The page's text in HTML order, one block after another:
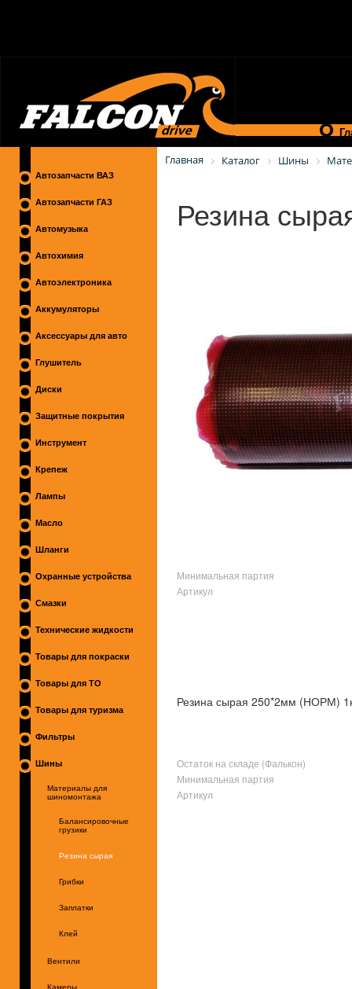
Автозапчасти ВАЗ
Автозапчасти ГАЗ
Автомузыка
Автохимия
Автоэлектроника
Аккумуляторы
Аксессуары для авто
Глушитель
Диски
Защитные покрытия
Инструмент
Крепеж
Лампы
Масло
Шланги
Охранные устройства
Смазки
Технические жидкости
Товары для покраски
Товары для ТО
Товары для туризма
Фильтры
Шины
Материалы для
шиномонтажа
Балансировочные
грузики
Резина сырая
Грибки
Заплатки
Клей
Вентили
Камеры
Главная Каталог Шины
Резина
Минимальная партия
Артикул
Резина сырая 250*2мм (НОРМ)
Остаток на складе (Фалькон)
Минимальная партия
Артикул